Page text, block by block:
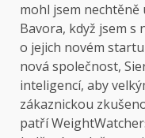
mohl jsem nechtěně
Bavora, když jsem
o jejich novém
nová společnost,
inteligencí, aby
zákaznickou
patří